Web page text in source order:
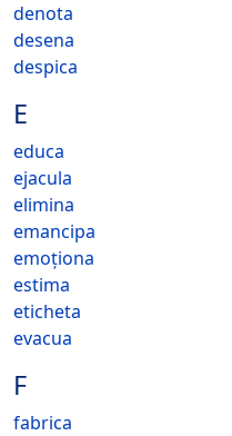
denota
desena
despica
E
educa
ejacula
elimina
emancipa
emoționa
estima
eticheta
evacua
F
fabrica